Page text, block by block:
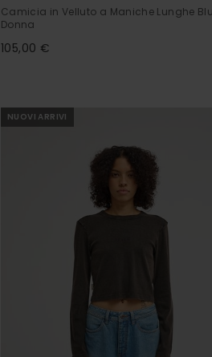
Camicia in Velluto a Maniche Lunghe Blu
Donna
105,00 €
NUOVI ARRIVI